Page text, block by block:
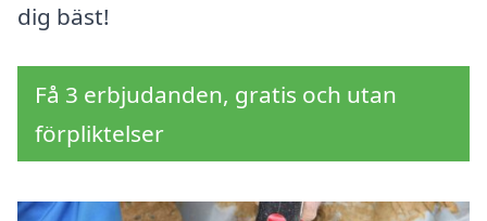
dig bäst!
Få 3 erbjudanden, gratis och utan
förpliktelser